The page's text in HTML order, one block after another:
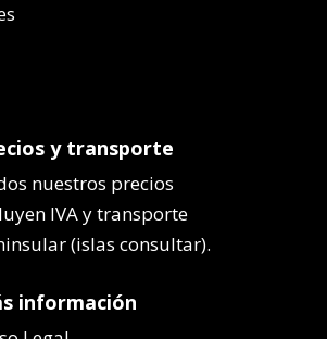
y transporte
nuestros precios
IVA y transporte
(islas consultar).
información